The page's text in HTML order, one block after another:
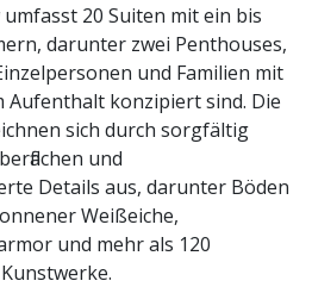
umfasst 20 Suiten mit ein bis
darunter zwei Penthouses,
und Familien mit
konzipiert sind. Die
sich durch sorgfältig
und
Details aus, darunter Böden
Weißeiche,
und mehr als 120